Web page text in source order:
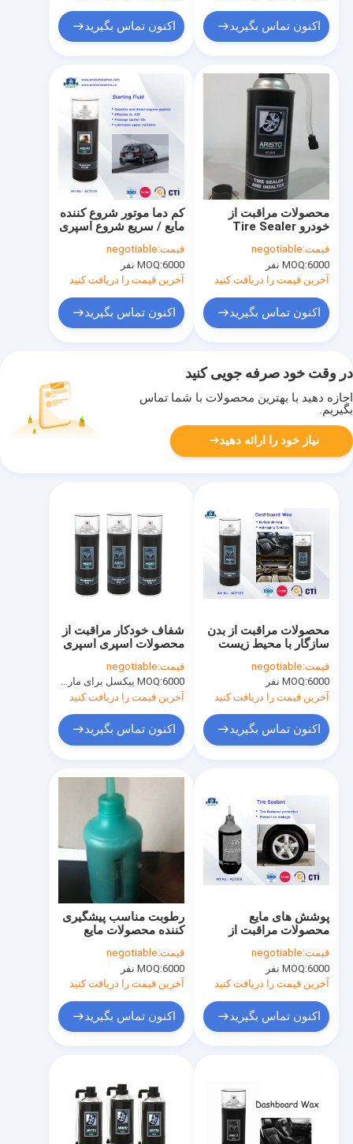
درباره ما
اکنون تماس بگیرید اکنون تماس بگیرید
کم دما موتور شروع کننده
مایع / سریع شروع اسپری
از خودرو
قیمت:negotiable
MOQ:6000 نفر
آخرین قیمت را دریافت کنید
اکنون تماس بگیرید
محصولات مراقبت از
خودرو Tire Sealer
400ML
قیمت:negotiable
MOQ:6000 نفر
آخرین قیمت را دریافت کنید
اکنون تماس بگیرید
در وقت خود صرفه جویی کنید
اجازه دهید با بهترین محصولات با شما تماس
بگیریم.
نیاز خود را ارائه دهید
شفاف خودکار مراقبت از
محصولات اسپری اسپری
کابین اسپری 400ML
قیمت:negotiable
MOQ:6000 پیکسل برای مارک Aristo، 15000 پیکسل برای نام تجاری مشتری
آخرین قیمت را دریافت کنید
اکنون تماس بگیرید
محصولات مراقبت از بدن
سازگار با محیط زیست
خودرو مراقبت از خودرو
واکس داشبورد لهستانی
Protectant / Cockpit
Spray 400ml
قیمت:negotiable
MOQ:6000 نفر
آخرین قیمت را دریافت کنید
اکنون تماس بگیرید
رطوبت مناسب پیشگیری
کننده محصولات مایع
و موم
قیمت:negotiable
MOQ:6000 نفر
آخرین قیمت را دریافت کنید
اکنون تماس بگیرید
پوشش های مایع
محصولات مراقبت از
از تایر تعمیرات اسپری و
تایر Inflator OEM Tire
Sealant 400ml
قیمت:negotiable
MOQ:6000 نفر
آخرین قیمت را دریافت کنید
اکنون تماس بگیرید